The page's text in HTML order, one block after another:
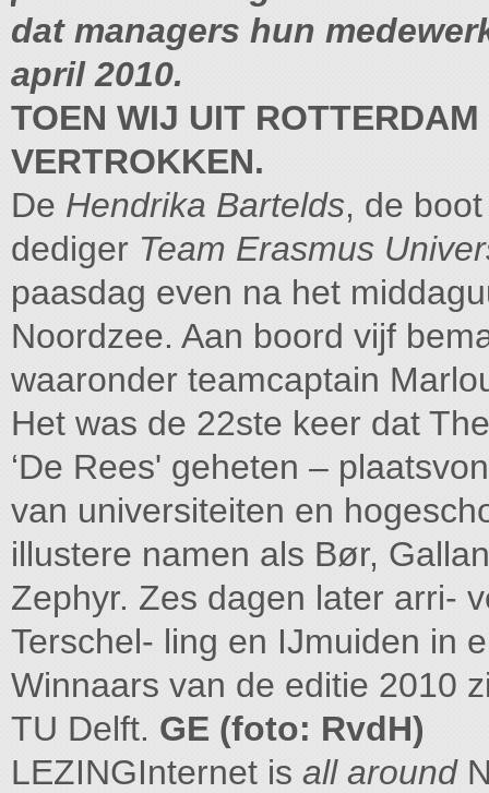
dat managers hun
april 2010.
TOEN WIJ UIT ROTTERDAM
VERTROKKEN.
De Hendrika Bartelds, de
dediger Team Erasmus
paasdag even na het
Noordzee. Aan boord vijf
waaronder teamcaptain
Het was de 22ste keer dat
‘De Rees' geheten –
van universiteiten en
illustere namen als Bør,
Zephyr. Zes dagen later arri-
Terschel- ling en IJmuiden in
Winnaars van de editie 2010
TU Delft. GE (foto: RvdH)
LEZINGInternet is all around